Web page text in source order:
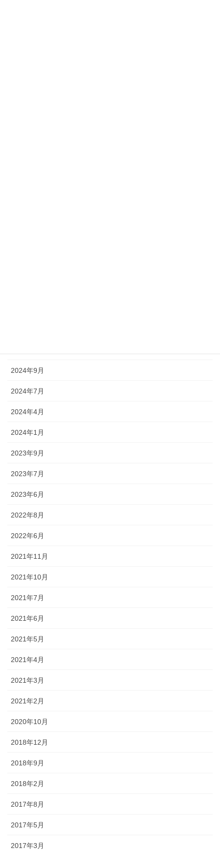
2024年9月
2024年7月
2024年4月
2024年1月
2023年9月
2023年7月
2023年6月
2022年8月
2022年6月
2021年11月
2021年10月
2021年7月
2021年6月
2021年5月
2021年4月
2021年3月
2021年2月
2020年10月
2018年12月
2018年9月
2018年2月
2017年8月
2017年5月
2017年3月